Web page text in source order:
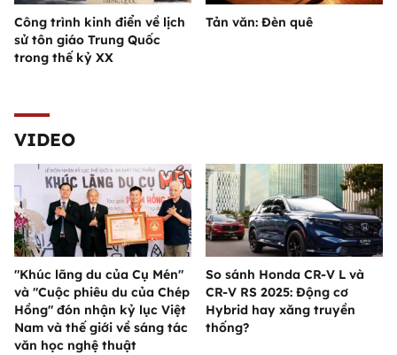
Công trình kinh điển về lịch
sử tôn giáo Trung Quốc
trong thế kỷ XX
Tản văn: Đèn quê
VIDEO
"Khúc lãng du của Cụ Mén"
và "Cuộc phiêu du của Chép
Hồng" đón nhận kỷ lục Việt
Nam và thế giới về sáng tác
văn học nghệ thuật
So sánh Honda CR-V L và
CR-V RS 2025: Động cơ
Hybrid hay xăng truyền
thống?